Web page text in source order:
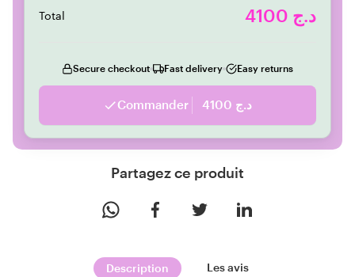
Total 4100 د.ج
Secure checkout Fast delivery Easy returns
Commander 4100 د.ج
Partagez ce produit
Description Les avis